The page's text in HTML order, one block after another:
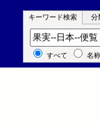
キーワード検索 分
キーワード検索
すべて 名